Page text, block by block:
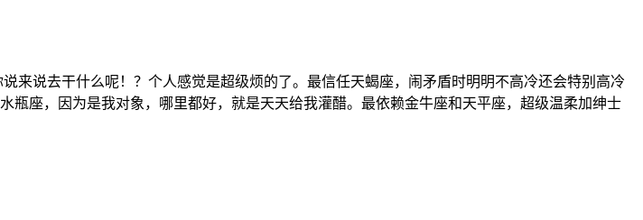
来说去干什么呢！？个人感觉是超级烦的了。最信任天蝎座，闹矛盾时明明不高冷还会特别高冷
座，因为是我对象，哪里都好，就是天天给我灌醋。最依赖金牛座和天平座，超级温柔加绅士